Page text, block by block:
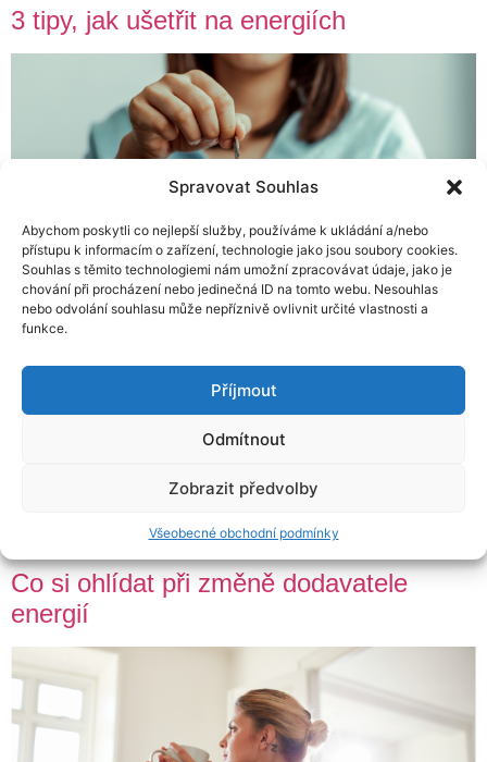
Spravovat Souhlas
Abychom poskytli co nejlepší služby, používáme k ukládání a/nebo
přístupu k informacím o zařízení, technologie jako jsou soubory cookies.
Souhlas s těmito technologiemi nám umožní zpracovávat údaje, jako je
chování při procházení nebo jedinečná ID na tomto webu. Nesouhlas
nebo odvolání souhlasu může nepříznivě ovlivnit určité vlastnosti a
funkce.
Příjmout
Odmítnout
Zobrazit předvolby
Všeobecné obchodní podmínky
3 tipy, jak ušetřit na energiích
Co můžete udělat pro to, aby Vaše náklady za energie
podstatně klesly? Pojďme si říci, co můžete vyzkoušet a
udělat třeba už dnes. Je to jednoduché, možností je
opačným názorem. Mýty o úsporách za energie Mnohé
Co si ohlídat při změně dodavatele
energií